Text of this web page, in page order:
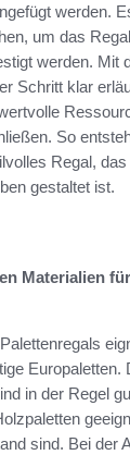
werden.
um das
werden. Mit
Schritt klar
So
Regal,
gestaltet ist.
Materialien
Europaletten.
in der Regel
sind. Bei der